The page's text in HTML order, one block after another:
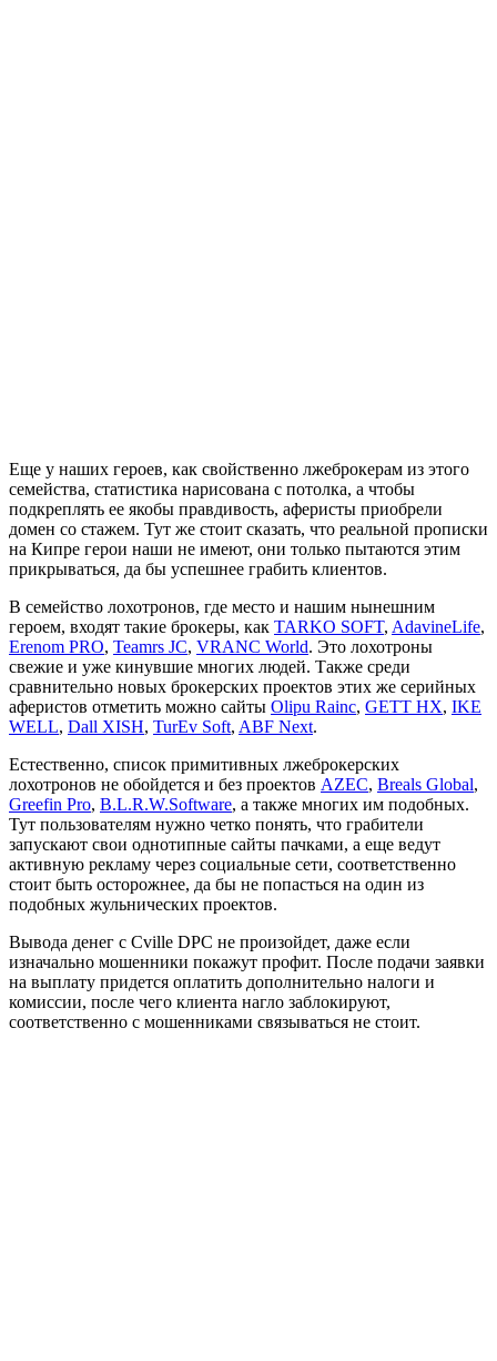
Еще у наших героев, как свойственно лжеброкерам из этого
семейства, статистика нарисована с потолка, а чтобы
подкреплять ее якобы правдивость, аферисты приобрели
домен со стажем. Тут же стоит сказать, что реальной прописки
на Кипре герои наши не имеют, они только пытаются этим
прикрываться, да бы успешнее грабить клиентов.
В семейство лохотронов, где место и нашим нынешним
героем, входят такие брокеры, как TARKO SOFT, AdavineLife,
Erenom PRO, Teamrs JC, VRANC World. Это лохотроны
свежие и уже кинувшие многих людей. Также среди
сравнительно новых брокерских проектов этих же серийных
аферистов отметить можно сайты Olipu Rainc, GETT HX, IKE
WELL, Dall XISH, TurEv Soft, ABF Next.
Естественно, список примитивных лжеброкерских
лохотронов не обойдется и без проектов AZEC, Breals Global,
Greefin Pro, B.L.R.W.Software, а также многих им подобных.
Тут пользователям нужно четко понять, что грабители
запускают свои однотипные сайты пачками, а еще ведут
активную рекламу через социальные сети, соответственно
стоит быть осторожнее, да бы не попасться на один из
подобных жульнических проектов.
Вывода денег с Cville DPC не произойдет, даже если
изначально мошенники покажут профит. После подачи заявки
на выплату придется оплатить дополнительно налоги и
комиссии, после чего клиента нагло заблокируют,
соответственно с мошенниками связываться не стоит.